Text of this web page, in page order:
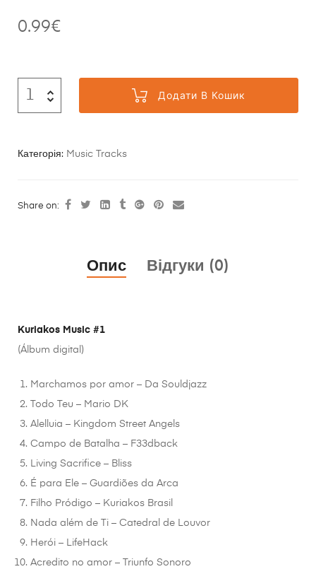
0.99€
Додати В Кошик
Категорія: Music Tracks
Share on:
Опис Відгуки (0)
Kuriakos Music #1
(Álbum digital)
Marchamos por amor – Da Souldjazz
Todo Teu – Mario DK
Alelluia – Kingdom Street Angels
Campo de Batalha – F33dback
Living Sacrifice – Bliss
É para Ele – Guardiões da Arca
Filho Pródigo – Kuriakos Brasil
Nada além de Ti – Catedral de Louvor
Herói – LifeHack
Acredito no amor – Triunfo Sonoro